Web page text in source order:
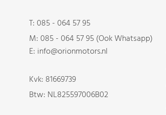
T:085 - 064 57 95
M:085 - 064 57 95 (Ook Whatsapp)
E: info@orionmotors.nl
Kvk: 81669739
Btw: NL825597006B02